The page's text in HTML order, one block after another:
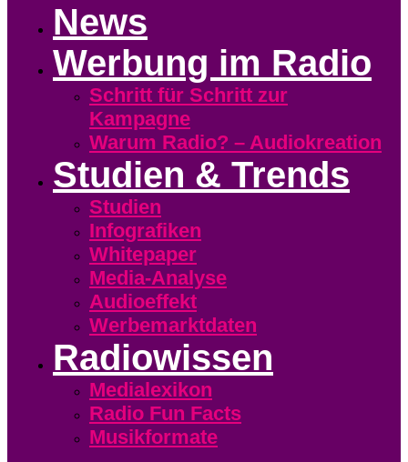
News
Werbung im Radio
Schritt für Schritt zur
Kampagne
Warum Radio? – Audiokreation
Studien & Trends
Studien
Infografiken
Whitepaper
Media-Analyse
Audioeffekt
Werbemarktdaten
Radiowissen
Medialexikon
Radio Fun Facts
Musikformate